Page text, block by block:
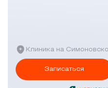
Клиника на
Записаться